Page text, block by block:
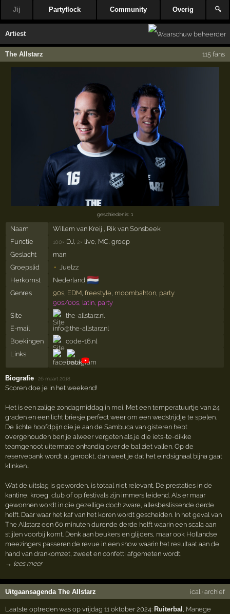
Jij Partyflock Community Overig 🔍
Artiest
The Allstarz 115 fans
geschiedenis: 1
Naam
Willem van Kreij , Rik van Sonsbeek
Functie
100× DJ, 2× live, MC, groep
Geslacht
man
Groepslid
Juelzz
Herkomst
Nederland 🇳🇱
Genres 90s, EDM, freestyle moombahton, party
90s/00s, latin, party
Site
the-allstarz.nl
E-mail
info@the-allstarz.nl
Boekingen
code-16.nl
Links
Biografie 26 maart 2018
Scoren doe je in het weekend!
Het is een zalige zondagmiddag in mei. Met een temperatuurtje van 24
graden en een licht briesje perfect weer om een wedstrijdje te spelen.
De lichte hoofdpijn die je aan de Sambuca van gisteren hebt
overgehouden ben je alweer vergeten als je die iets-te-dikke
teamgenoot uitermate onhandig over de bal ziet vallen. Op de
reservebank wordt al gerookt, dan weet je dat het eindsignaal bijna gaat
klinken..
Wat de uitslag is geworden, is totaal niet relevant. De prestaties in de
kantine, kroeg, club of op festivals zijn immers leidend. Als er maar
gewonnen wordt in die gezellige doch zware, allesbeslissende derde
helft. Daar waar het kaf van het koren wordt gescheiden. In het geval van
The Allstarz een 60 minuten durende derde helft waarin een scala aan
stijlen voorbij komt. Denk aan beukers en glijders, maar ook Hollandse
meezingers passeren de revue in een show waarin het resultaat aan de
hand van drankomzet, zweet en confetti afgemeten wordt.
→ lees meer
Uitgaansagenda The Allstarz ical · archief
Laatste optreden was op vrijdag 11 oktober 2024: Ruiterbal , Manege